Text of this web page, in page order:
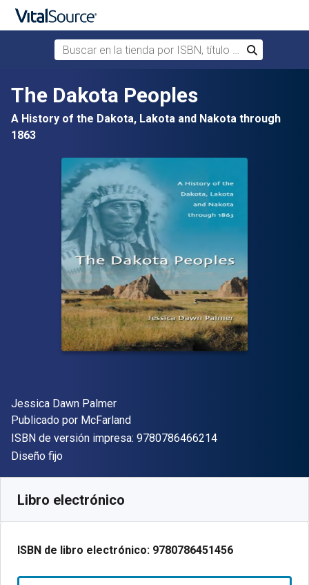
Saltar al contenido principal
Buscar en la tienda por ISBN, título o autor
Buscar
The Dakota Peoples
A History of the Dakota, Lakota and Nakota through
1863
Autor(es)
Jessica Dawn Palmer
Editorial
Publicado por McFarland
ISBN de versión impresa: 9780786466214"ISBN-13
Formato
Diseño fijo
Libro electrónico
ISBN de libro electrónico: 9780786451456